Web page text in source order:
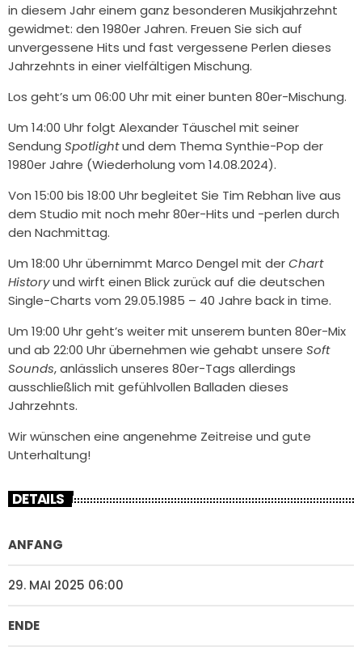
in diesem Jahr einem ganz besonderen Musikjahrzehnt
gewidmet: den 1980er Jahren. Freuen Sie sich auf
unvergessene Hits und fast vergessene Perlen dieses
Jahrzehnts in einer vielfältigen Mischung.
Los geht’s um 06:00 Uhr mit einer bunten 80er-Mischung.
Um 14:00 Uhr folgt Alexander Täuschel mit seiner
Sendung Spotlightund dem Thema Synthie-Pop der
1980er Jahre (Wiederholung vom 14.08.2024).
Von 15:00 bis 18:00 Uhr begleitet Sie Tim Rebhan live aus
dem Studio mit noch mehr 80er-Hits und -perlen durch
den Nachmittag.
Um 18:00 Uhr übernimmt Marco Dengel mit derChart
Historyund wirft einen Blick zurück auf die deutschen
Single-Charts vom 29.05.1985 – 40 Jahre back in time.
Um 19:00 Uhr geht’s weiter mit unserem bunten 80er-Mix
und ab 22:00 Uhr übernehmen wie gehabt unsere Soft
Sounds, anlässlich unseres 80er-Tags allerdings
ausschließlich mit gefühlvollen Balladen dieses
Jahrzehnts.
Wir wünschen eine angenehme Zeitreise und gute
Unterhaltung!
DETAILS
ANFANG
29. MAI 2025 06:00
ENDE